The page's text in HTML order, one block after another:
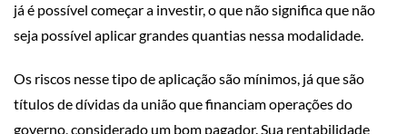
já é possível começar a investir, o que não significa que não
seja possível aplicar grandes quantias nessa modalidade.
Os riscos nesse tipo de aplicação são mínimos, já que são
títulos de dívidas da união que financiam operações do
governo, considerado um bom pagador. Sua rentabilidade